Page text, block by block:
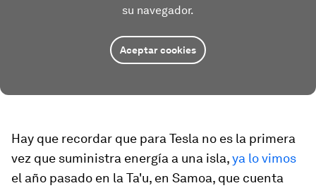
su navegador.
Aceptar cookies
Hay que recordar que para Tesla no es la primera
vez que suministra energía a una isla,ya lo vimos
el año pasado en la Ta'u, en Samoa, que cuenta